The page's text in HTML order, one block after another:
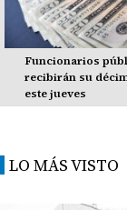
Funcionarios
recibirán su
este jueves
LO MÁS VISTO